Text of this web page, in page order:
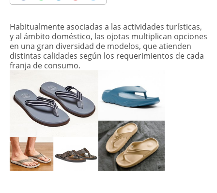
​Habitualmente asociadas a las actividades turísticas,
y al ámbito doméstico, las ojotas multiplican opciones
en una gran diversidad de modelos, que atienden
distintas calidades según los requerimientos de cada
franja de consumo.